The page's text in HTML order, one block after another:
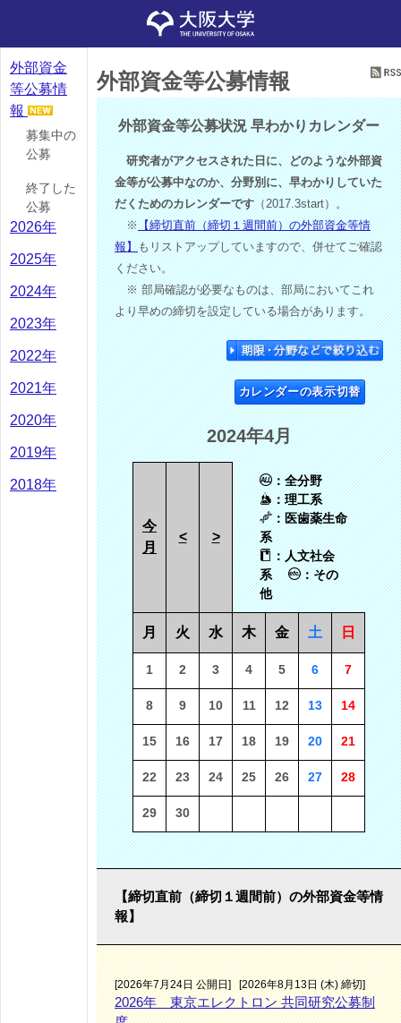
外部資金
等公募情
報
募集中の
公募
終了した
公募
2026年
2025年
2024年
2023年
2022年
2021年
2020年
2019年
2018年
外部資金等公募情報
外部資金等公募状況 早わかりカレンダー
研究者がアクセスされた日に、どのような外部資
金等が公募中なのか、分野別に、早わかりしていた
だくためのカレンダーです（2017.3start）。
※【締切直前（締切１週間前）の外部資金等情
報】もリストアップしていますので、併せてご確認
ください。
※ 部局確認が必要なものは、部局においてこれ
より早めの締切を設定している場合があります。
カレンダーの表示切替
2024年4月
今
月
< >
：全分野
：理工系
：医歯薬生命
系
：人文社会
系
：その
他
月 火 水 木 金 土 日
1 2 3 4 5 6 7
8 9 10 11 12 13 14
15 16 17 18 19 20 21
22 23 24 25 26 27 28
29 30
【締切直前（締切１週間前）の外部資金等情
報】
[2026年7月24日 公開日] [2026年8月13日 (木) 締切]
2026年 東京エレクトロン 共同研究公募制